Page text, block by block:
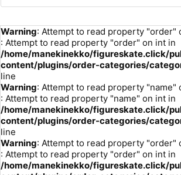
Warning: Attempt to read property "order"
: Attempt to read property "order" on int in
/home/manekinekko/figureskate.click/
content/plugins/order-categories/
line
Warning: Attempt to read property "name"
: Attempt to read property "name" on int in
/home/manekinekko/figureskate.click/
content/plugins/order-categories/
line
Warning: Attempt to read property "order"
: Attempt to read property "order" on int in
/home/manekinekko/figureskate.click/